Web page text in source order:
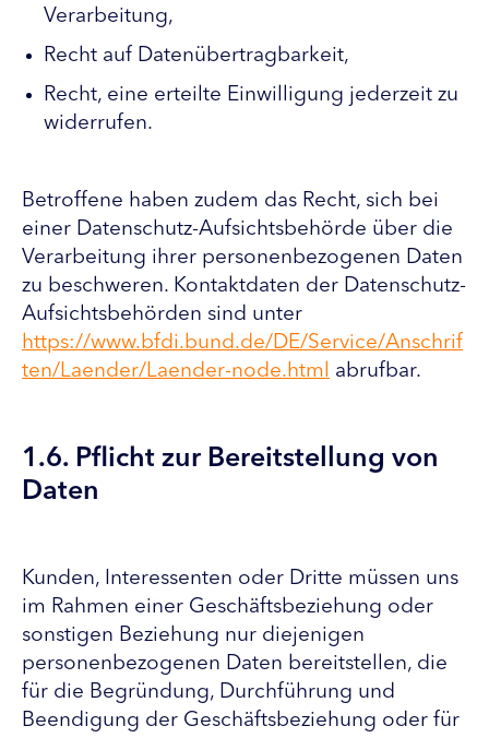
Verarbeitung,
Recht auf Datenübertragbarkeit,
Recht, eine erteilte Einwilligung jederzeit zu
widerrufen.
Betroffene haben zudem das Recht, sich bei
einer Datenschutz-Aufsichtsbehörde über die
Verarbeitung ihrer personenbezogenen Daten
zu beschweren. Kontaktdaten der Datenschutz-
Aufsichtsbehörden sind unter
https://www.bfdi.bund.de/DE/Service/Anschrif
ten/Laender/Laender-node.html abrufbar.
1.6. Pflicht zur Bereitstellung von
Daten
Kunden, Interessenten oder Dritte müssen uns
im Rahmen einer Geschäftsbeziehung oder
sonstigen Beziehung nur diejenigen
personenbezogenen Daten bereitstellen, die
für die Begründung, Durchführung und
Beendigung der Geschäftsbeziehung oder für